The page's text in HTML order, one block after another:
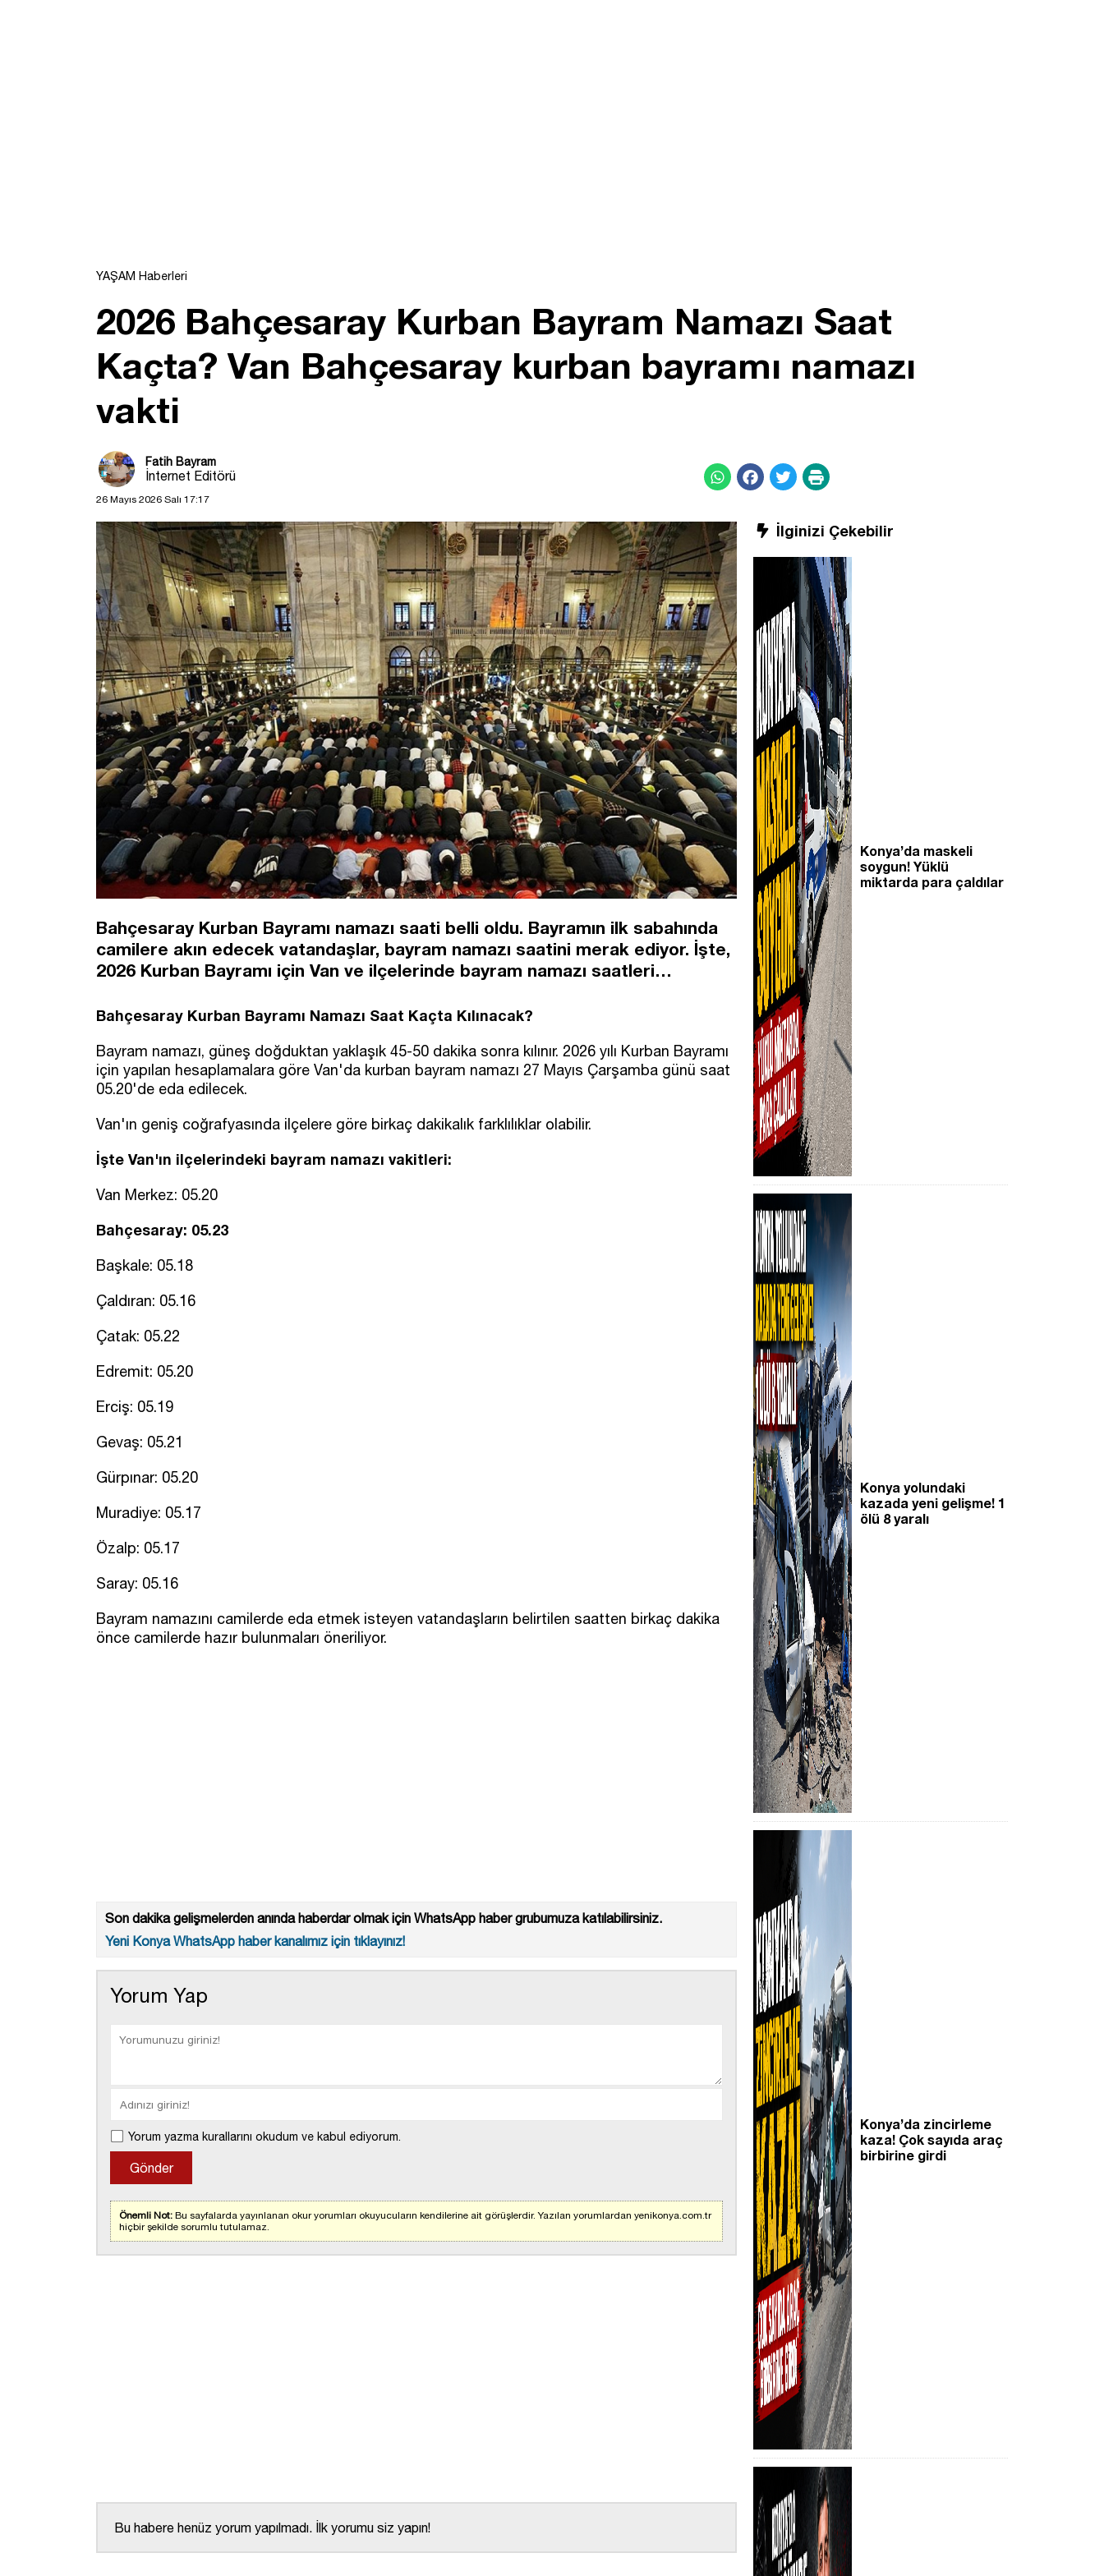
YAŞAM Haberleri
2026 Bahçesaray Kurban Bayram Namazı Saat
Kaçta? Van Bahçesaray kurban bayramı namazı
vakti
Fatih Bayram
İnternet Editörü
26 Mayıs 2026 Salı 17:17
Bahçesaray Kurban Bayramı namazı saati belli oldu. Bayramın ilk sabahında
camilere akın edecek vatandaşlar, bayram namazı saatini merak ediyor. İşte,
2026 Kurban Bayramı için Van ve ilçelerinde bayram namazı saatleri…
Bahçesaray Kurban Bayramı Namazı Saat Kaçta Kılınacak?
Bayram namazı, güneş doğduktan yaklaşık 45-50 dakika sonra kılınır. 2026 yılı Kurban Bayramı
için yapılan hesaplamalara göre Van'da kurban bayram namazı 27 Mayıs Çarşamba günü saat
05.20'de eda edilecek.
Van'ın geniş coğrafyasında ilçelere göre birkaç dakikalık farklılıklar olabilir.
İşte Van'ın ilçelerindeki bayram namazı vakitleri:
Van Merkez: 05.20
Bahçesaray: 05.23
Başkale: 05.18
Çaldıran: 05.16
Çatak: 05.22
Edremit: 05.20
Erciş: 05.19
Gevaş: 05.21
Gürpınar: 05.20
Muradiye: 05.17
Özalp: 05.17
Saray: 05.16
Bayram namazını camilerde eda etmek isteyen vatandaşların belirtilen saatten birkaç dakika
önce camilerde hazır bulunmaları öneriliyor.
Son dakika gelişmelerden anında haberdar olmak için WhatsApp haber grubumuza katılabilirsiniz.
Yeni Konya WhatsApp haber kanalımız için tıklayınız!
Yorum Yap
Yorum yazma kurallarını okudum ve kabul ediyorum.
Önemli Not: Bu sayfalarda yayınlanan okur yorumları okuyucuların kendilerine ait görüşlerdir. Yazılan yorumlardan yenikonya.com.tr
hiçbir şekilde sorumlu tutulamaz.
Bu habere henüz yorum yapılmadı. İlk yorumu siz yapın!
İlginizi Çekebilir
Konya’da maskeli
soygun! Yüklü
miktarda para çaldılar
Konya yolundaki
kazada yeni gelişme! 1
ölü 8 yaralı
Konya’da zincirleme
kaza! Çok sayıda araç
birbirine girdi